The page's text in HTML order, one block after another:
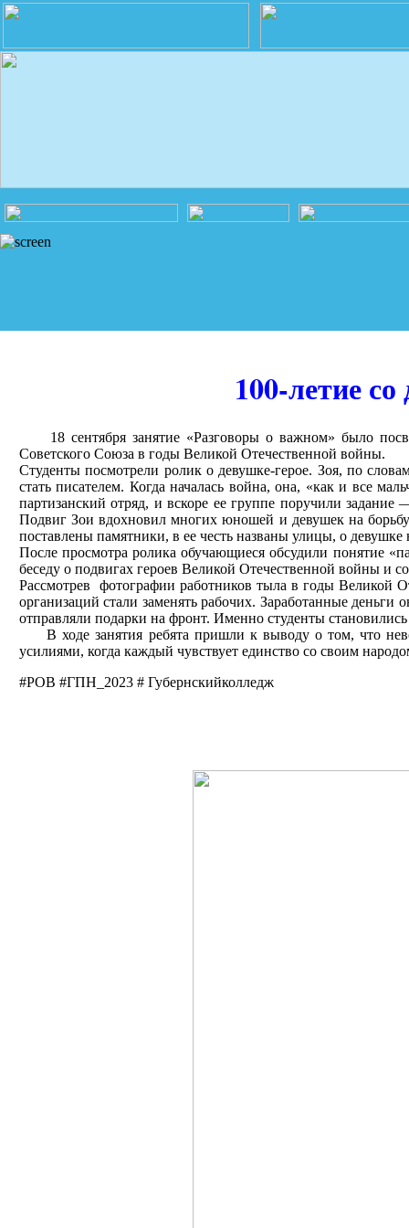
100-летие
18 сентября занятие «Разговоры о важном» было
Советского Союза в годы Великой Отечественной войны.
Студенты посмотрели ролик о девушке-герое. Зоя, по
стать писателем. Когда началась война, она, «как и все
партизанский отряд, и вскоре ее группе поручили
Подвиг Зои вдохновил многих юношей и девушек на
поставлены памятники, в ее честь названы улицы, о
После просмотра ролика обучающиеся обсудили понятие
беседу о подвигах героев Великой Отечественной войны и
Рассмотрев фотографии работников тыла в годы Великой
организаций стали заменять рабочих. Заработанные
отправляли подарки на фронт. Именно студенты
В ходе занятия ребята пришли к выводу о том, что
усилиями, когда каждый чувствует единство со своим
#РОВ #ГПН_2023 # Губернскийколледж